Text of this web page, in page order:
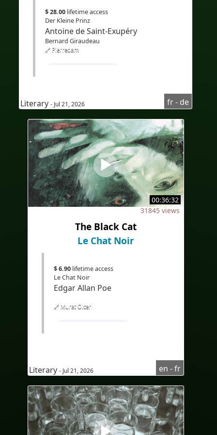
$ 28.00 lifetime access
Der Kleine Prinz
Antoine de Saint-Exupéry
Bernard Giraudeau
🔗 Pierredam
#HörverstehenFranzösisch
#Audioenfrançais
#AudioaufFranzösisch
#sous-titresenallemand
#UntertitelaufDeutsch
#Bilingue
#sous-titresbilingues
#Traduction
#IA
#Zweisprachig
#KI
#EdTech
#eLearning
Literary - Jul 21, 2026 fr - de
00:36:32
31845 views
The Black Cat
Le Chat Noir
$ 6.90 lifetime access
Le Chat Noir
Edgar Allan Poe
🔗 Murat Olcer
#compréhensionoraled'anglais
#AudioinEnglish
#Audioenanglais
#subtitlesinFrench
#sous-titresenfrançais
Literary - Jul 21, 2026 en - fr